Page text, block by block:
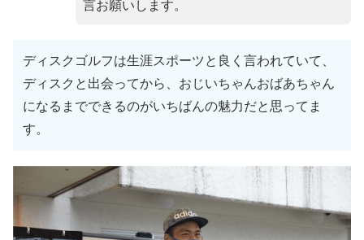
言お願いします。
ディスクゴルフは生涯スポーツと良く言われていて、
ディスクと出会ってから、おじいちゃんおばあちゃん
になるまでできるのがいちばんの魅力だと思ってま
す。